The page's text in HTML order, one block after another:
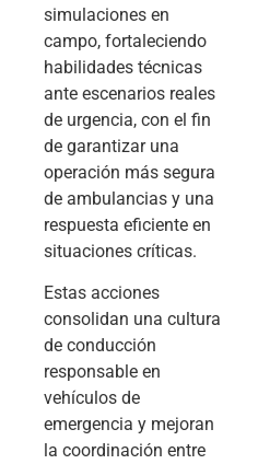
simulaciones en
campo, fortaleciendo
habilidades técnicas
ante escenarios reales
de urgencia, con el fin
de garantizar una
operación más segura
de ambulancias y una
respuesta eficiente en
situaciones críticas.
Estas acciones
consolidan una cultura
de conducción
responsable en
vehículos de
emergencia y mejoran
la coordinación entre